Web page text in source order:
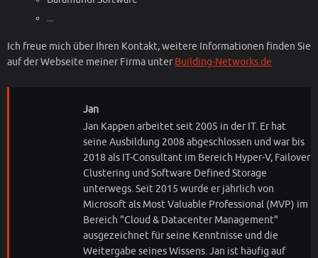
...
Ich freue mich über Ihren Kontakt, weitere Informationen finden Sie
auf der Webseite meiner Firma unter Building-Networks.de
Jan
Jan Kappen arbeitet seit 2005 in der IT. Er hat
seine Ausbildung 2008 abgeschlossen und war bis
2018 als IT-Consultant im Bereich Hyper-V, Failover
Clustering und Software Defined Storage
unterwegs. Seit 2015 wurde er jährlich von
Microsoft als Most Valuable Professional (MVP) im
Bereich "Cloud & Datacenter Management"
ausgezeichnet für seine Kenntnisse und die
Weitergabe seines Wissens. Jan ist häufig auf